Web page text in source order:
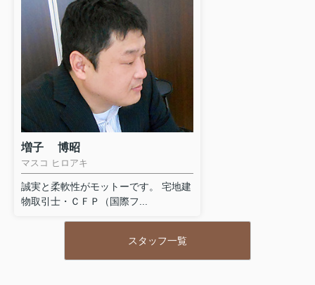
増子 博昭
マスコ ヒロアキ
誠実と柔軟性がモットーです。 宅地建
物取引士・ＣＦＰ（国際フ...
スタッフ一覧